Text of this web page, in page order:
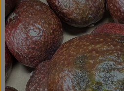
Obst & Gemüse
Kühltheke
Bäckerei
Vorratskammer